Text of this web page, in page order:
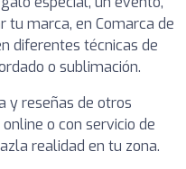
tu marca, en Comarca de
diferentes técnicas de
o sublimación.
y reseñas de otros
o con servicio de
realidad en tu zona.